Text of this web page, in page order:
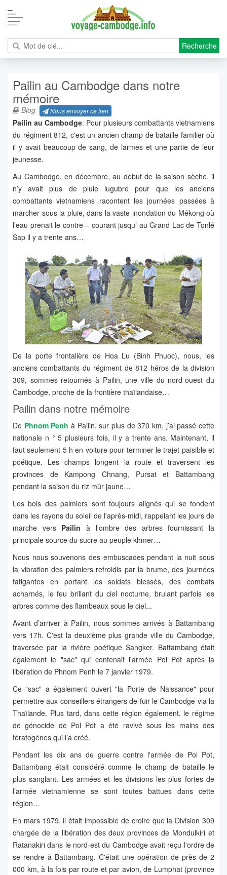
Recherche
Pailin au Cambodge dans notre
mémoire
Blog Nous envoyer ce lien
Pailin au Cambodge: Pour plusieurs combattants vietnamiens
du régiment 812, c'est un ancien champ de bataille familier où
il y avait beaucoup de sang, de larmes et une partie de leur
jeunesse.
Au Cambodge, en décembre, au début de la saison sèche, il
n’y avait plus de pluie lugubre pour que les anciens
combattants vietnamiens racontent les journées passées à
marcher sous la pluie, dans la vaste inondation du Mékong où
l’eau prenait le contre – courant jusqu’ au Grand Lac de Tonlé
Sap il y a trente ans…
De la porte frontalière de Hoa Lu (Binh Phuoc), nous, les
anciens combattants du régiment de 812 héros de la division
309, sommes retournés à Pailin, une ville du nord-ouest du
Cambodge, proche de la frontière thaïlandaise…
Pailin dans notre mémoire
De Phnom Penh à Pailin, sur plus de 370 km, j’ai passé cette
nationale n ° 5 plusieurs fois, il y a trente ans. Maintenant, il
faut seulement 5 h en voiture pour terminer le trajet paisible et
poétique. Les champs longent la route et traversent les
provinces de Kampong Chnang, Pursat et Battambang
pendant la saison du riz mûr jaune…
Les bois des palmiers sont toujours alignés qui se fondent
dans les rayons du soleil de l'après-midi, rappelant les jours de
marche vers Pailin à l'ombre des arbres fournissant la
principale source du sucre au peuple khmer…
Nous nous souvenons des embuscades pendant la nuit sous
la vibration des palmiers refroidis par la brume, des journées
fatigantes en portant les soldats blessés, des combats
acharnés, le feu brillant du ciel nocturne, brulant parfois les
arbres comme des flambeaux sous le ciel...
Avant d’arriver à Pailin, nous sommes arrivés à Battambang
vers 17h. C'est la deuxième plus grande ville du Cambodge,
traversée par la rivière poétique Sangker. Battambang était
également le "sac" qui contenait l'armée Pol Pot après la
libération de Phnom Penh le 7 janvier 1979.
Ce "sac" a également ouvert "la Porte de Naissance" pour
permettre aux conseillers étrangers de fuir le Cambodge via la
Thaïlande. Plus tard, dans cette région également, le régime
de génocide de Pol Pot a été ravivé sous les mains des
tératogènes qui l’a créé.
Pendant les dix ans de guerre contre l'armée de Pol Pot,
Battambang était considéré comme le champ de bataille le
plus sanglant. Les armées et les divisions les plus fortes de
l’armée vietnamienne se sont toutes battues dans cette
région…
En mars 1979, il était impossible de croire que la Division 309
chargée de la libération des deux provinces de Mondulkiri et
Ratanakiri dans le nord-est du Cambodge avait reçu l'ordre de
se rendre à Battambang. C'était une opération de près de 2
000 km, à la fois par route et par avion, de Lumphat (province